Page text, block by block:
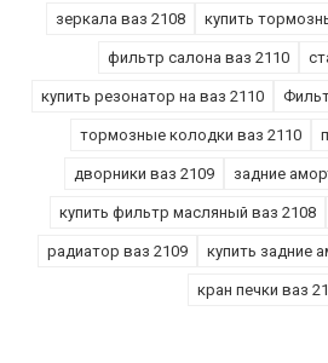
зеркала ваз 2108 купить
фильтр салона ваз 2110
купить резонатор на ваз 2110
тормозные колодки ваз 2110
дворники ваз 2109 задние
купить фильтр масляный ваз 2108
радиатор ваз 2109 купить задние
кран печки ваз